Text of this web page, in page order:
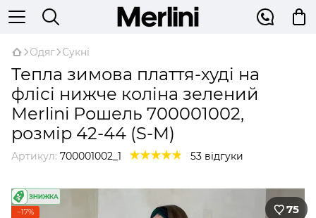
Одяг Сукні
Тепла зимова плаття-худі на
флісі нижче коліна зелений
Merlini Рошель 700001002,
розмір 42-44 (S-M)
Артикул: 700001002_1 53 відгуки
−17% 75